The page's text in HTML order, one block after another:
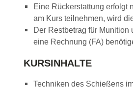
Eine Rückerstattung erfolgt
am Kurs teilnehmen, wird
Der Restbetrag für
eine Rechnung (FA)
KURSINHALTE
Techniken des Schießens